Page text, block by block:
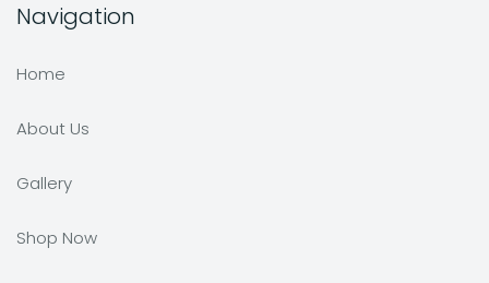
Navigation
Home
About Us
Gallery
Shop Now